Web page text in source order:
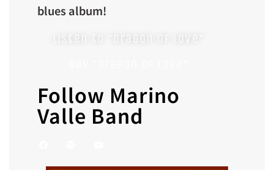
blues album!
Listen to "Dragon of Love"
Follow Marino
Valle Band